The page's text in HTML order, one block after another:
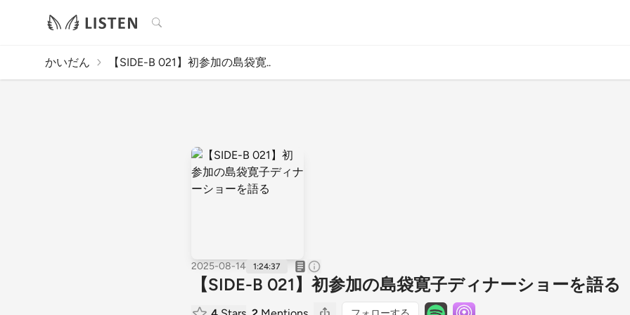
検索
かいだん 【SIDE-B 021】初参加の島袋寛..
2025-08-14 1:24:37
【SIDE-B 021】初参加の島袋寛子ディナーショーを語る